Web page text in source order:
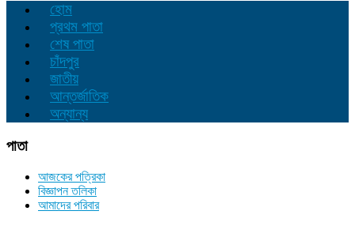
হোম
প্রথম পাতা
শেষ পাতা
চাঁদপুর
জাতীয়
আন্তর্জাতিক
অন্যান্য
পাতা
আজকের পত্রিকা
বিজ্ঞাপন তলিকা
আমাদের পরিবার